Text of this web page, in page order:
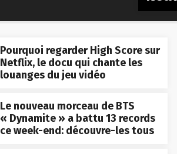
Pourquoi regarder High Score sur
Netflix, le docu qui chante les
louanges du jeu vidéo
Le nouveau morceau de BTS
« Dynamite » a battu 13 records
ce week-end: découvre-les tous